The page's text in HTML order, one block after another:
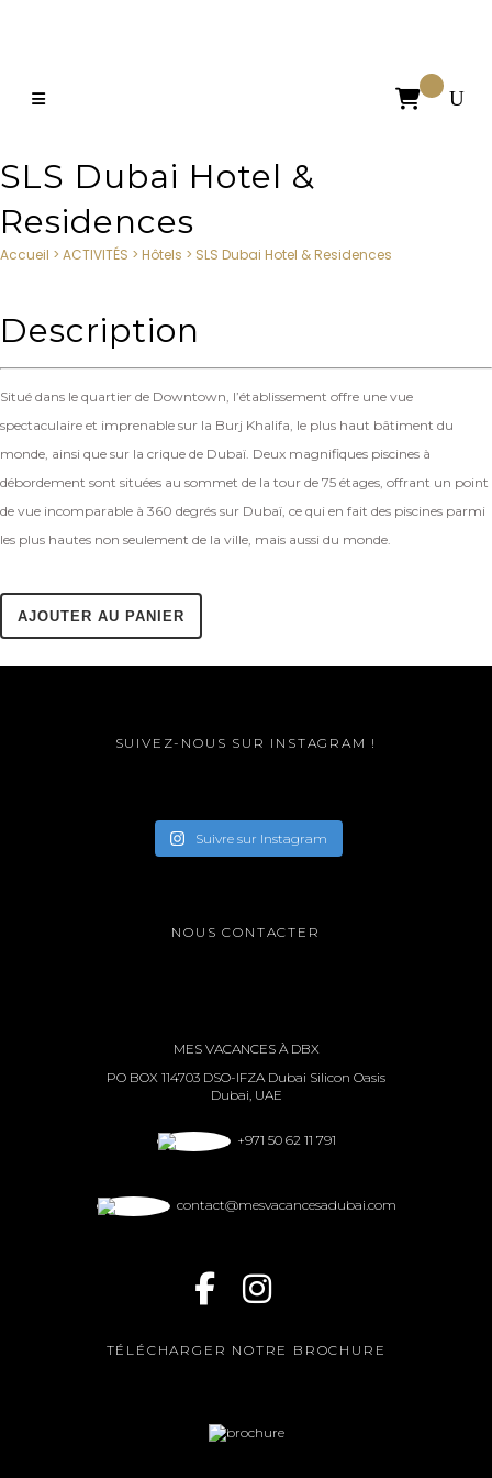

SLS Dubai Hotel &
Residences
Accueil > ACTIVITÉS > Hôtels > SLS Dubai Hotel & Residences
Description
Situé dans le quartier de Downtown, l’établissement offre une vue
spectaculaire et imprenable sur la Burj Khalifa, le plus haut bâtiment du
monde, ainsi que sur la crique de Dubaï. Deux magnifiques piscines à
débordement sont situées au sommet de la tour de 75 étages, offrant un point
de vue incomparable à 360 degrés sur Dubaï, ce qui en fait des piscines parmi
les plus hautes non seulement de la ville, mais aussi du monde.
AJOUTER AU PANIER
SUIVEZ-NOUS SUR INSTAGRAM !
Suivre sur Instagram
NOUS CONTACTER
MES VACANCES À DBX
PO BOX 114703 DSO-IFZA Dubai Silicon Oasis
Dubai, UAE
+971 50 62 11 791
contact@mesvacancesadubai.com
TÉLÉCHARGER NOTRE BROCHURE